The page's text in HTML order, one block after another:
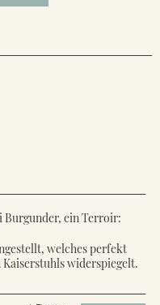
Burgunder, ein Terroir:
welches perfekt
widerspiegelt.